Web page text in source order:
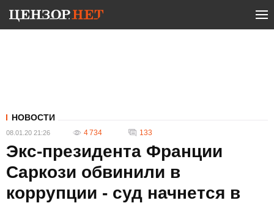
НОВОСТИ
08.01.20 21:26 4 734 133
Экс-президента Франции
Саркози обвинили в
коррупции - суд начнется в